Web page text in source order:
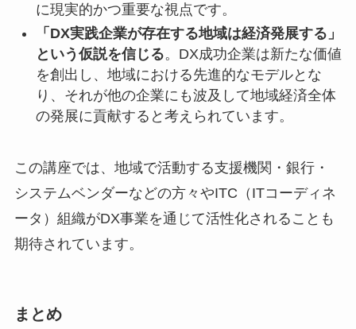
に現実的かつ重要な視点です。
「DX実践企業が存在する地域は経済発展する」
という仮説を信じる。DX成功企業は新たな価値
を創出し、地域における先進的なモデルとな
り、それが他の企業にも波及して地域経済全体
の発展に貢献すると考えられています。
この講座では、地域で活動する支援機関・銀行・
システムベンダーなどの方々やITC（ITコーディネ
ータ）組織がDX事業を通じて活性化されることも
期待されています。
まとめ